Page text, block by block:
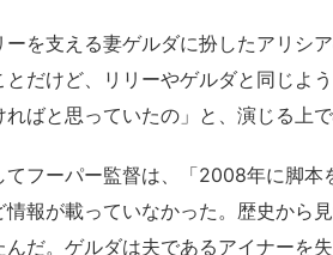
ーを支える妻ゲルダに扮したアリシ
とだけど、リリーやゲルダと同じよ
ればと思っていたの」と、演じる上
てフーパー監督は、「2008年に脚
情報が載っていなかった。歴史から
んだ。ゲルダは夫であるアイナーを